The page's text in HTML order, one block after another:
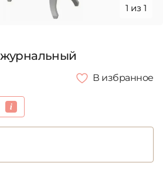
1 из 1
В избранное